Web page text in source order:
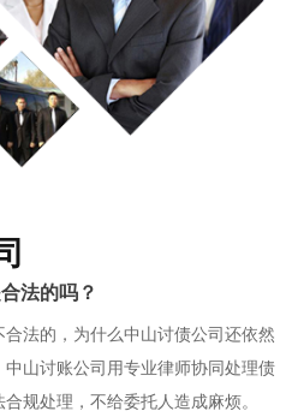
法的吗？
法的，为什么中山讨债公司还依然
山讨账公司用专业律师协同处理债
规处理，不给委托人造成麻烦。